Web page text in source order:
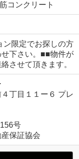
コンクリート
ン限定でお探しの方
下さい。■■物件が
させて頂きます。
丁目１１ー６ プレ
号
保証協会